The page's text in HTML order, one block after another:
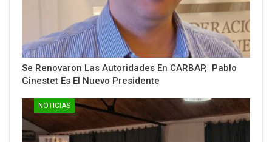
Se Renovaron Las Autoridades En CARBAP, Pablo
Ginestet Es El Nuevo Presidente
NOTICIAS